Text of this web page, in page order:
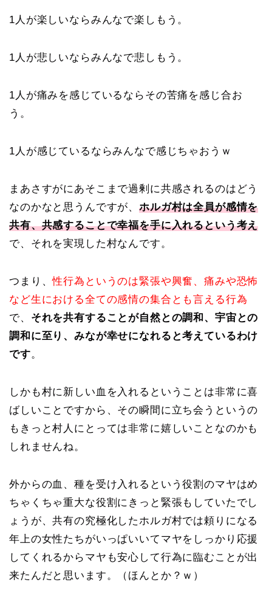
1人が楽しいならみんなで楽しもう。
1人が悲しいならみんなで悲しもう。
1人が痛みを感じているならその苦痛を感じ合お
う。
1人が感じているならみんなで感じちゃおうｗ
まあさすがにあそこまで過剰に共感されるのはどう
なのかなと思うんですが、ホルガ村は全員が感情を
共有、共感することで幸福を手に入れるという考え
で、それを実現した村なんです。
つまり、性行為というのは緊張や興奮、痛みや恐怖
など生における全ての感情の集合とも言える行為
で、 それを共有することが自然との調和、宇宙との
調和に至り、みなが幸せになれると考えているわけ
です。
しかも村に新しい血を入れるということは非常に喜
ばしいことですから、その瞬間に立ち会うというの
もきっと村人にとっては非常に嬉しいことなのかも
しれませんね。
外からの血、種を受け入れるという役割のマヤはめ
ちゃくちゃ重大な役割にきっと緊張もしていたでし
ょうが、共有の究極化したホルガ村では頼りになる
年上の女性たちがいっぱいいてマヤをしっかり応援
してくれるからマヤも安心して行為に臨むことが出
来たんだと思います。（ほんとか？ｗ）